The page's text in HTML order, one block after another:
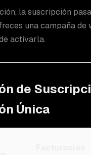
la suscripción
una campaña de
activarla.
de
Única